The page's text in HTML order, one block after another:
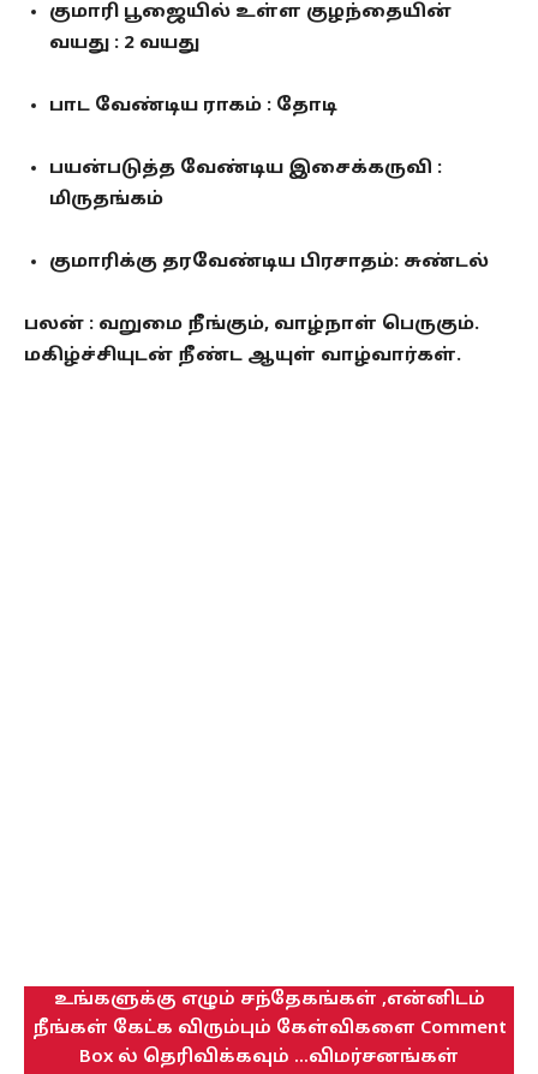
குமாரி பூஜையில் உள்ள குழந்தையின்
வயது : 2 வயது
பாட வேண்டிய ராகம் : தோடி
பயன்படுத்த வேண்டிய இசைக்கருவி :
மிருதங்கம்
குமாரிக்கு தரவேண்டிய பிரசாதம்: சுண்டல்
பலன் : வறுமை நீங்கும், வாழ்நாள் பெருகும்.
மகிழ்ச்சியுடன் நீண்ட ஆயுள் வாழ்வார்கள்.
உங்களுக்கு எழும் சந்தேகங்கள் ,என்னிடம்
நீங்கள் கேட்க விரும்பும் கேள்விகளை Comment
Box ல் தெரிவிக்கவும் ...விமர்சனங்கள்